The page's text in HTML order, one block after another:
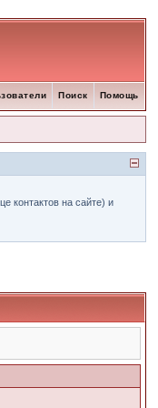
Помощь
Поиск
контактов на сайте) и